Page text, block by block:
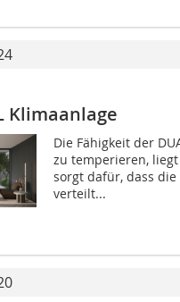
Klimaanlage
Die Fähigkeit der
zu temperieren, liegt
sorgt dafür, dass
verteilt...